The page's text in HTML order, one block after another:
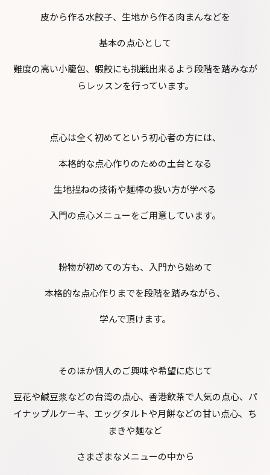
皮から作る水餃子、生地から作る肉まんなどを
基本の点心として
難度の高い小籠包、蝦餃にも挑戦出来るよう段階を踏みなが
らレッスンを行っています。
点心は全く初めてという初心者の方には、
本格的な点心作りのための土台となる
生地捏ねの技術や麺棒の扱い方が学べる
入門の点心メニューをご用意しています。
粉物が初めての方も、入門から始めて
本格的な点心作りまでを段階を踏みながら、
学んで頂けます。
そのほか個人のご興味や希望に応じて
豆花や鹹豆浆などの台湾の点心、香港飲茶で人気の点心、パ
イナップルケーキ、エッグタルトや月餅などの甘い点心、ち
まきや麺など
さまざまなメニューの中から